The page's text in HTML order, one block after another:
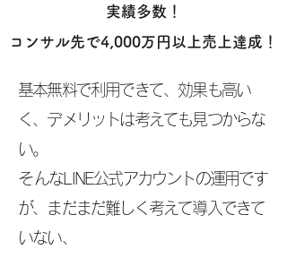
実績多数！
コンサル先で4,000万円以上売上達成！
基本無料で利用できて、効果も高い
く、デメリットは考えても見つからな
い。
​そんなLINE公式アカウントの運用です
が、まだまだ難しく考えて導入できて
いない、